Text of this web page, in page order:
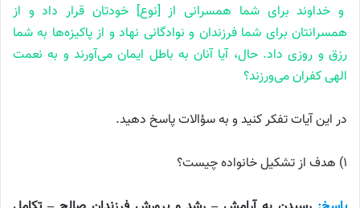
و خداوند برای شما همسرانی از [نوع] خودتان قرار داد و از
همسرانتان برای شما فرزندان و نوادگانی نهاد و از پاکیز‌ه‌ها به شما
رزق و روزی داد. حال، آیا آنان به باطل ایمان می‌آورند و به نعمت
الهی کفران می‌ورزند؟
در این آیات تفکر کنید و به سؤالات پاسخ دهید.
۱) هدف از تشکیل خانواده چیست؟